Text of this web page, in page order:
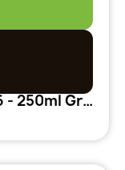
Solution Calibration EC 2.76 - 250ml Growth Technology